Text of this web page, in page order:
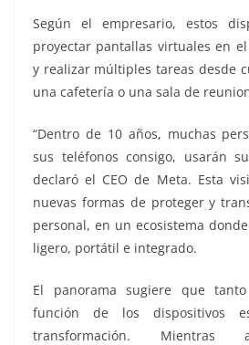
Según el empresario, estos
proyectar pantallas virtuales en
y realizar múltiples tareas desde
una cafetería o una sala de
“Dentro de 10 años, muchas
sus teléfonos consigo, usarán
declaró el CEO de Meta. Esta
nuevas formas de proteger y
personal, en un ecosistema
ligero, portátil e integrado.
El panorama sugiere que
función de los dispositivos
transformación. Mientras